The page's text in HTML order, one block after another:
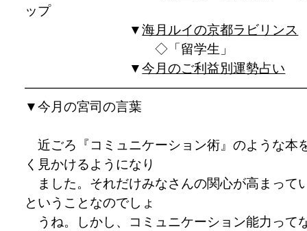
ップ
▼海月ルイの京都ラビリンス
◇「留学生」
▼今月のご利益別運勢占い
▼今月の宮司の言葉
近ごろ『コミュニケーション術』のような本
く見かけるようになり
ました。それだけみなさんの関心が高まって
ということなのでしょ
うね。しかし、コミュニケーション能力って